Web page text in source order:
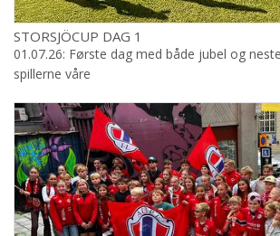
STORSJÖCUP DAG 1
01.07.26: Første dag med både jubel og
spillerne våre